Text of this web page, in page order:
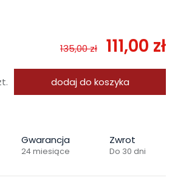
135,00 zł 111,00 zł
dodaj do koszyka
Gwarancja
24 miesiące
Zwrot
Do 30 dni